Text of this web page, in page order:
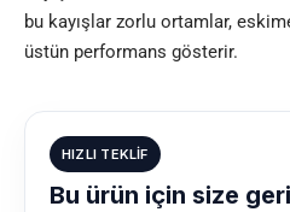
bu kayışlar zorlu ortamlar,
üstün performans gösterir.
HIZLI TEKLIF
Bu ürün için size